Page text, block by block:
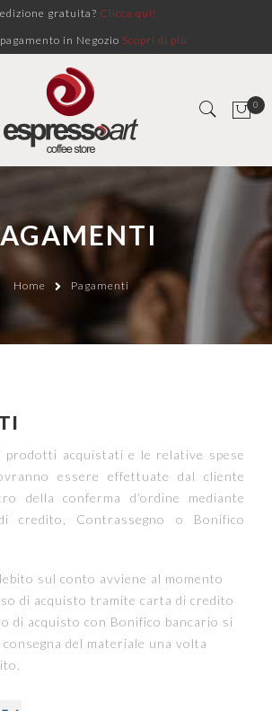
gratuita? Clicca qui!
in Negozio Scopri di più
0
Home Pagamenti
prodotti acquistati e le relative spese
essere effettuate dal cliente
della conferma d’ordine mediante
credito, Contrassegno o Bonifico
sul conto avviene al momento
di acquisto tramite carta di credito
di acquisto con Bonifico bancario si
del materiale una volta